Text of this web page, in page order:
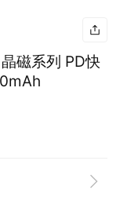
磁系列 PD快